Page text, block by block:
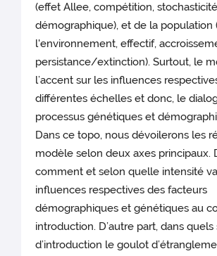
(effet Allee, compétition, stochasticité
démographique), et de la population
l'environnement, effectif,
persistance/extinction). Surtout, le
l’accent sur les influences
différentes échelles et donc, le
processus génétiques et
Dans ce topo, nous dévoilerons les
modèle selon deux axes principaux.
comment et selon quelle intensité
influences respectives des facteurs
démographiques et génétiques au
introduction. D’autre part, dans quels
d’introduction le goulot